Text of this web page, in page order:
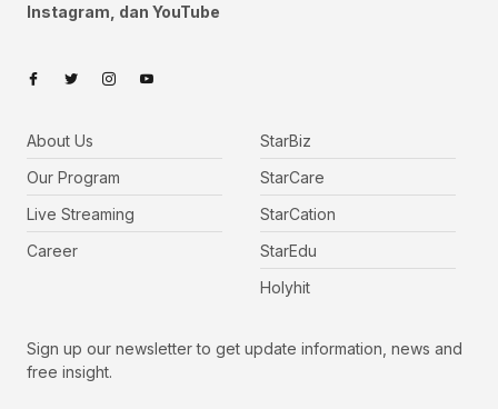
Instagram, dan YouTube
About Us
Our Program
Live Streaming
Career
StarBiz
StarCare
StarCation
StarEdu
Holyhit
Sign up our newsletter to get update information, news and
free insight.